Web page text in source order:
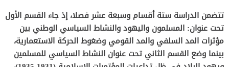
تتضمن الدراسة ستة أقسام وسبعة عشر فصلا، إذ جاء القسم الأول
تحت عنوان: المسلمون واليهود والنشاط السياسي الوطني بين
مؤثرات المد السلفي والمد القومي وضغوط الحركة الاستعمارية،
بينما وضع القسم الثاني تحت عنوان النشاط السياسي للمسلمين